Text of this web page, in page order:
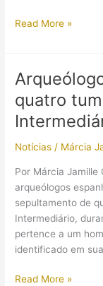
[Workshop]
Mágicas
no
Egito
Antigo
(Rio
Janeiro)
Read More »
quatro
Notícias / Márcia
Por Márcia
arqueólogos
sepultamento de
Intermediário,
pertence a um
identificado em
Arqueólogos
Read More »